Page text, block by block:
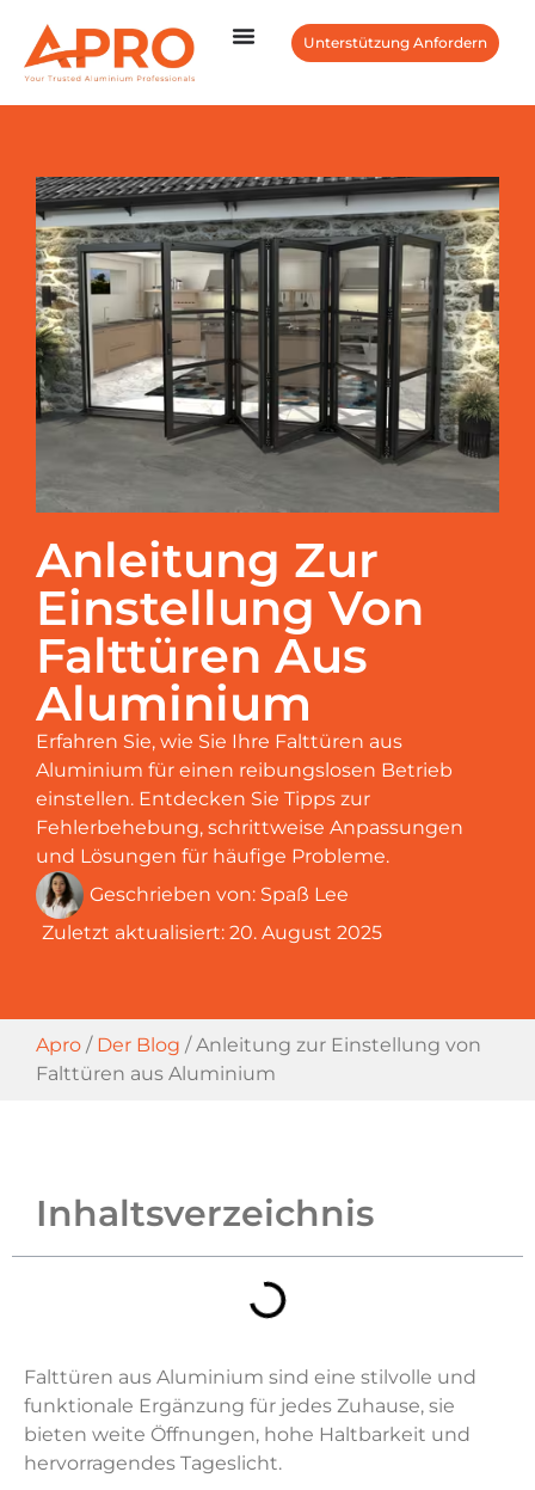
Unterstützung Anfordern
Anleitung Zur
Einstellung Von
Falttüren Aus
Aluminium
Erfahren Sie, wie Sie Ihre Falttüren aus
Aluminium für einen reibungslosen Betrieb
einstellen. Entdecken Sie Tipps zur
Fehlerbehebung, schrittweise Anpassungen
und Lösungen für häufige Probleme.
Geschrieben von: Spaß Lee
Zuletzt aktualisiert: 20. August 2025
Apro / Der Blog /Anleitung zur Einstellung von
Falttüren aus Aluminium
Inhaltsverzeichnis
Falttüren aus Aluminium sind eine stilvolle und
funktionale Ergänzung für jedes Zuhause, sie
bieten weite Öffnungen, hohe Haltbarkeit und
hervorragendes Tageslicht.